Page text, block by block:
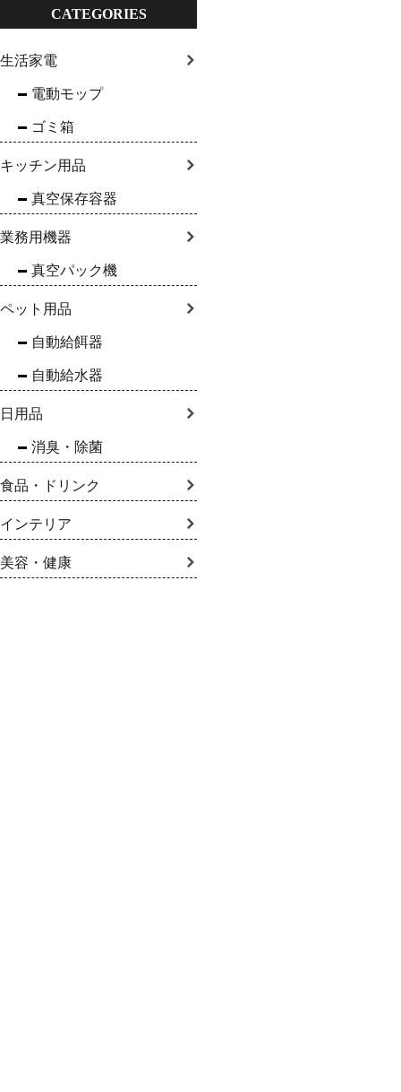
CATEGORIES
生活家電
電動モップ
ゴミ箱
キッチン用品
真空保存容器
業務用機器
真空パック機
ペット用品
自動給餌器
自動給水器
日用品
消臭・除菌
食品・ドリンク
インテリア
美容・健康